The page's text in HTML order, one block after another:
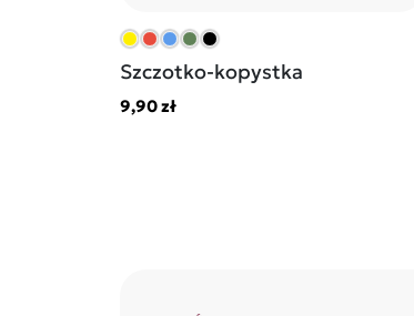
Szczotko-kopystka
9,90 zł